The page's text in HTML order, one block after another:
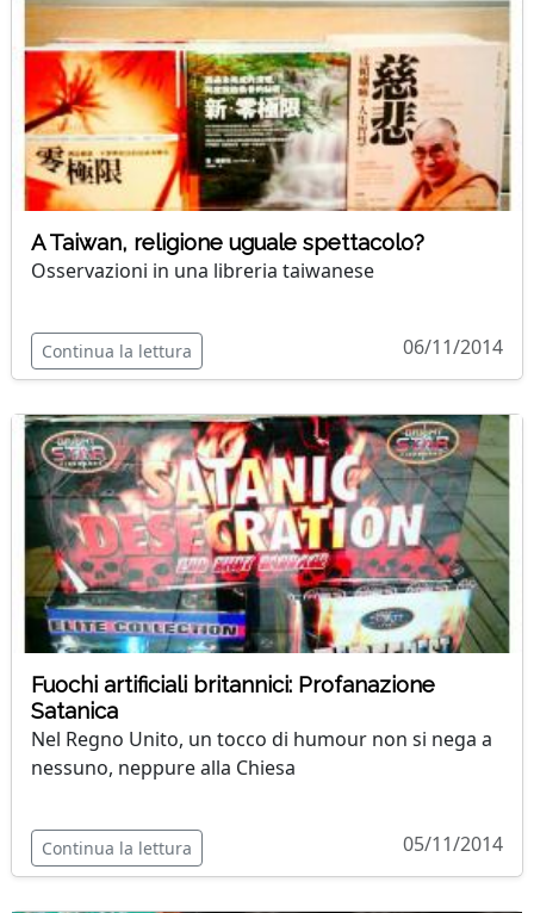
A Taiwan, religione uguale spettacolo?
Osservazioni in una libreria taiwanese
Continua la lettura 06/11/2014
Fuochi artificiali britannici: Profanazione
Satanica
Nel Regno Unito, un tocco di humour non si nega a
nessuno, neppure alla Chiesa
Continua la lettura 05/11/2014